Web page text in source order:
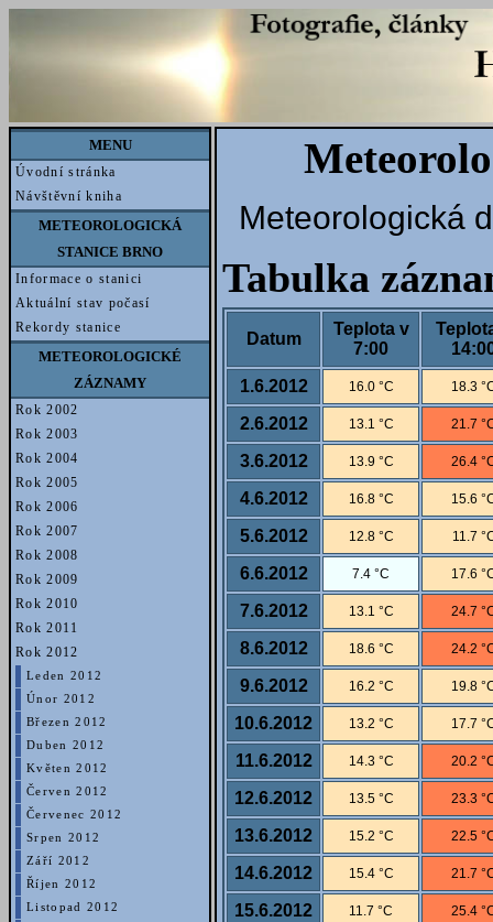
MENU
Úvodní stránka
Návštěvní kniha
METEOROLOGICKÁ
STANICE BRNO
Informace o stanici
Aktuální stav počasí
Rekordy stanice
METEOROLOGICKÉ
ZÁZNAMY
Rok 2002
Rok 2003
Rok 2004
Rok 2005
Rok 2006
Rok 2007
Rok 2008
Rok 2009
Rok 2010
Rok 2011
Rok 2012
Leden 2012
Únor 2012
Březen 2012
Duben 2012
Květen 2012
Červen 2012
Červenec 2012
Srpen 2012
Září 2012
Říjen 2012
Listopad 2012
Meteorologická
Tabulka
Datum
Teplota v
7:00
1.6.2012
16.0 °C 18.3
2.6.2012 13.1 °C 21.7
3.6.2012 13.9 °C 26.4
4.6.2012 16.8 °C 15.6
5.6.2012 12.8 °C 11.7
6.6.2012 7.4 °C 17.6
7.6.2012 13.1 °C 24.7
8.6.2012 18.6 °C 24.2
9.6.2012 16.2 °C 19.8
10.6.2012 13.2 °C 17.7
11.6.2012 14.3 °C 20.2
12.6.2012 13.5 °C 23.3
13.6.2012 15.2 °C 22.5
14.6.2012 15.4 °C 21.7
15.6.2012 11.7 °C 25.4